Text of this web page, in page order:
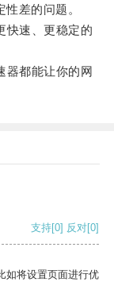
差的问题。
速、更稳定的
都能让你的网
支持[0] 反对[0]
如将设置页面进行优